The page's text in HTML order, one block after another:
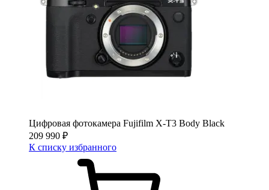
Цифровая фотокамера Fujifilm X-T3 Body Black
209 990 ₽
К списку избранного